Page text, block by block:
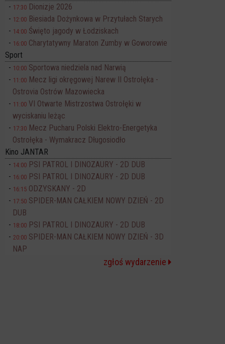
17:30 Dionizje 2026
12:00 Biesiada Dożynkowa w Przytułach Starych
14:00 Święto jagody w Łodziskach
16:00 Charytatywny Maraton Zumby w Goworowie
Sport
10:00 Sportowa niedziela nad Narwią
11:00 Mecz ligi okręgowej Narew II Ostrołęka -
Ostrovia Ostrów Mazowiecka
11:00 VI Otwarte Mistrzostwa Ostrołęki w
wyciskaniu leżąc
17:30 Mecz Pucharu Polski Elektro-Energetyka
Ostrołęka - Wymakracz Długosiodło
Kino JANTAR
14:00 PSI PATROL I DINOZAURY - 2D DUB
16:00 PSI PATROL I DINOZAURY - 2D DUB
16:15 ODZYSKANY - 2D
17:50 SPIDER-MAN CAŁKIEM NOWY DZIEŃ - 2D
DUB
18:00 PSI PATROL I DINOZAURY - 2D DUB
20:00 SPIDER-MAN CAŁKIEM NOWY DZIEŃ - 3D
NAP
zgłoś wydarzenie